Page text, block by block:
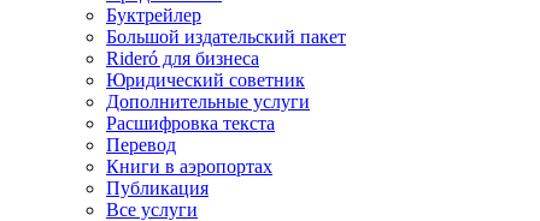
Буктрейлер
Большой издательский пакет
Rideró для бизнеса
Юридический советник
Дополнительные услуги
Расшифровка текста
Перевод
Книги в аэропортах
Публикация
Все услуги